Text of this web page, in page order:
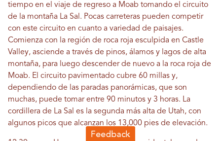
tiempo en el viaje de regreso a Moab tomando el circuito
de la montaña La Sal. Pocas carreteras pueden competir
con este circuito en cuanto a variedad de paisajes.
Comienza con la región de roca roja esculpida en Castle
Valley, asciende a través de pinos, álamos y lagos de alta
montaña, para luego descender de nuevo a la roca roja de
Moab. El circuito pavimentado cubre 60 millas y,
dependiendo de las paradas panorámicas, que son
muchas, puede tomar entre 90 minutos y 3 horas. La
cordillera de La Sal es la segunda más alta de Utah, con
algunos picos que alcanzan los 13,000 pies de elevación.